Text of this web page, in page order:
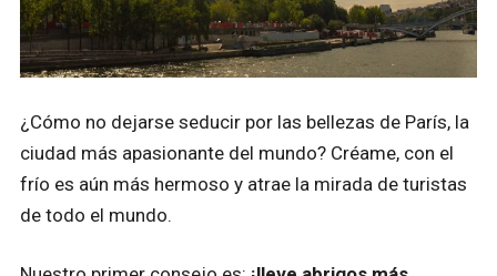
¿Cómo no dejarse seducir por las bellezas de París, la
ciudad más apasionante del mundo? Créame, con el
frío es aún más hermoso y atrae la mirada de turistas
de todo el mundo.